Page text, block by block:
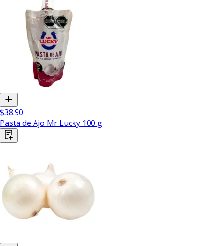
$38.90
Pasta de Ajo Mr Lucky 100 g